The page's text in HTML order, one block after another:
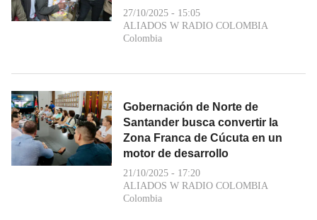
27/10/2025 - 15:05
ALIADOS W RADIO COLOMBIA
Colombia
Gobernación de Norte de
Santander busca convertir la
Zona Franca de Cúcuta en un
motor de desarrollo
21/10/2025 - 17:20
ALIADOS W RADIO COLOMBIA
Colombia